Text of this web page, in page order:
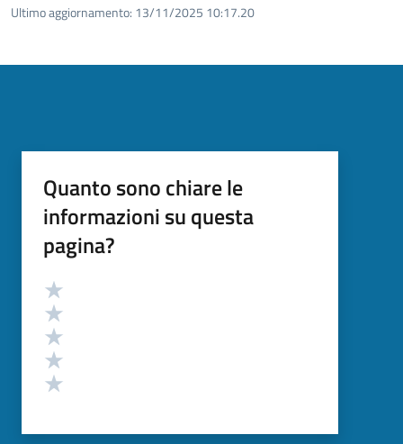
Ultimo aggiornamento: 13/11/2025 10:17.20
Quanto sono chiare le
informazioni su questa
pagina?
Valutazione